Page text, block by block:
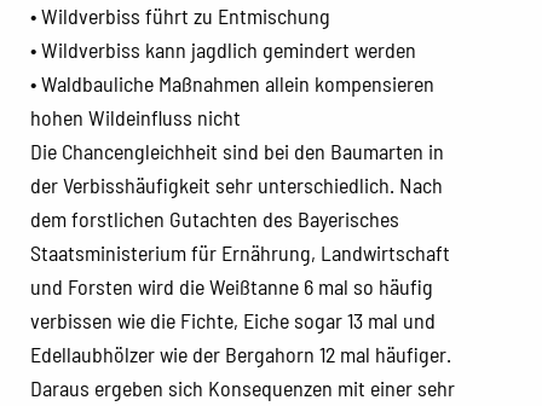
• Wildverbiss führt zu Entmischung
• Wildverbiss kann jagdlich gemindert werden
• Waldbauliche Maßnahmen allein kompensieren
hohen Wildeinfluss nicht
Die Chancengleichheit sind bei den Baumarten in
der Verbisshäufigkeit sehr unterschiedlich. Nach
dem forstlichen Gutachten des Bayerisches
Staatsministerium für Ernährung, Landwirtschaft
und Forsten wird die Weißtanne 6 mal so häufig
verbissen wie die Fichte, Eiche sogar 13 mal und
Edellaubhölzer wie der Bergahorn 12 mal häufiger.
Daraus ergeben sich Konsequenzen mit einer sehr